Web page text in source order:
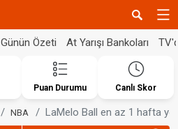
Günün Özeti At Yarışı Bankoları
Puan Durumu Canlı Skor
NBA LaMelo Ball en az 1 hafta